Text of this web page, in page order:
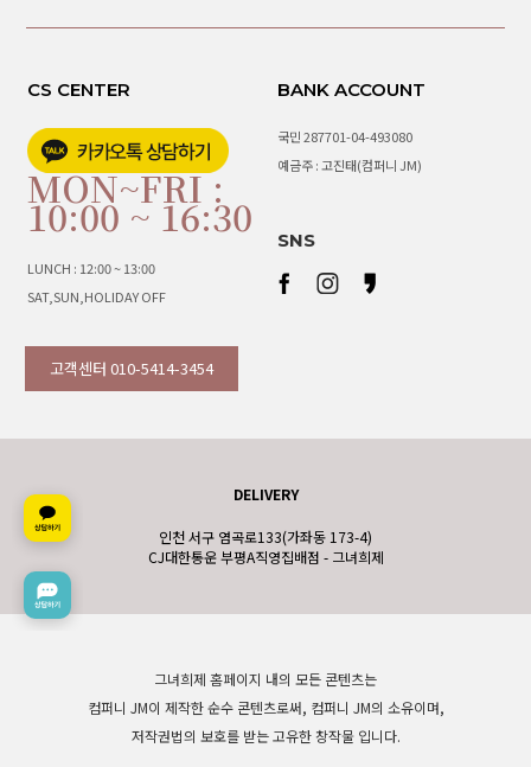
CS CENTER
MON~FRI :
10:00 ~ 16:30
LUNCH : 12:00 ~ 13:00
SAT,SUN,HOLIDAY OFF
고객센터 010-5414-3454
BANK ACCOUNT
국민 287701-04-493080
예금주 : 고진태(컴퍼니 JM)
SNS
DELIVERY
인천 서구 염곡로133(가좌동 173-4)
CJ대한통운 부평A직영집배점 - 그녀희제
그녀희제 홈페이지 내의 모든 콘텐츠는
컴퍼니 JM이 제작한 순수 콘텐츠로써, 컴퍼니 JM의 소유이며,
저작권법의 보호를 받는 고유한 창작물 입니다.